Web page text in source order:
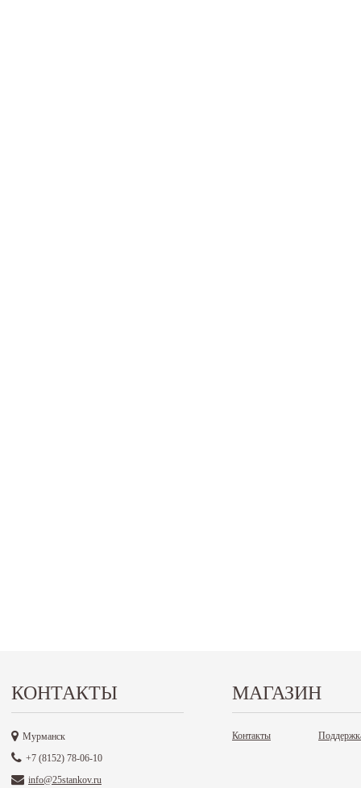
КОНТАКТЫ
Мурманск
+7 (8152) 78-06-10
info@25stankov.ru
МАГАЗИН
Контакты